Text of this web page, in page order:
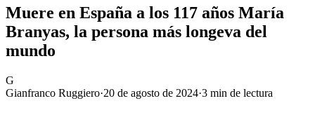
Muere en España a los 117 años María
Branyas, la persona más longeva del
mundo
G
Gianfranco Ruggiero·20 de agosto de 2024·3 min de lectura